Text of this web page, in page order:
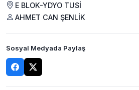
E BLOK-YDYO TUSİ
AHMET CAN ŞENLİK
Sosyal Medyada Paylaş